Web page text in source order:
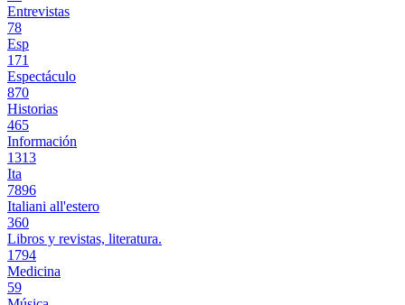
Entrevistas
78
Esp
171
Espectáculo
870
Historias
465
Información
1313
Ita
7896
Italiani all'estero
360
Libros y revistas, literatura.
1794
Medicina
59